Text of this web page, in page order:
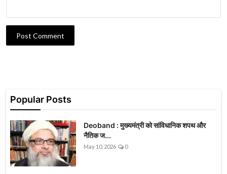
Post Comment
Popular Posts
Deoband : मुख्यमंत्री को सांविधानिक शपथ और
नैतिक ज...
May 10, 2026 0